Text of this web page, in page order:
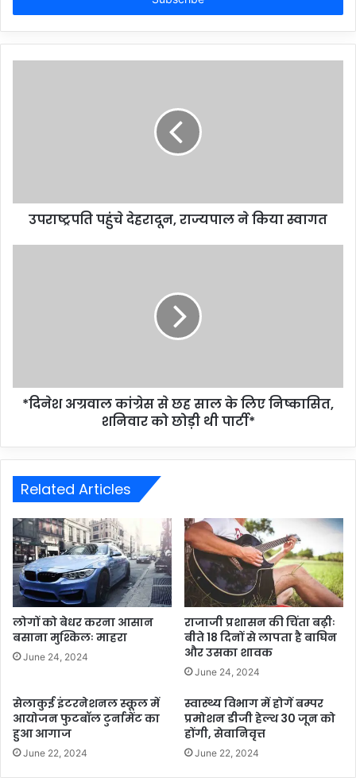
उपराष्ट्रपति पहुंचे देहरादून, राज्यपाल ने किया स्वागत
*दिनेश अग्रवाल कांग्रेस से छह साल के लिए निष्कासित,
शनिवार को छोड़ी थी पार्टी*
Related Articles
लोगों को बेधर करना आसान
बसाना मुश्किलः माहरा
June 24, 2024
राजाजी प्रशासन की चिंता बढ़ीः
बीते 18 दिनों से लापता है बाघिन
और उसका शावक
June 24, 2024
सेलाकुई इंटरनेशनल स्कूल में
आयोजन फुटबॉल टुर्नामेंट का
हुआ आगाज
June 22, 2024
स्वास्थ्य विभाग में होगें बम्पर
प्रमोशन डीजी हेल्थ 30 जून को
होंगी, सेवानिवृत्त
June 22, 2024